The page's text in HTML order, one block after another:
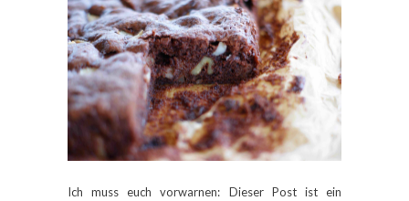
Ich muss euch vorwarnen: Dieser Post ist ein